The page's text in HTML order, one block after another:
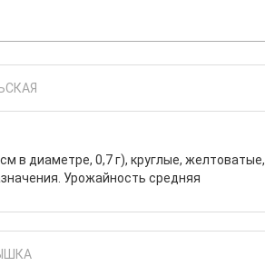
в диаметре, 0,7 г), круглые, желтоватые,
Урожайность средняя